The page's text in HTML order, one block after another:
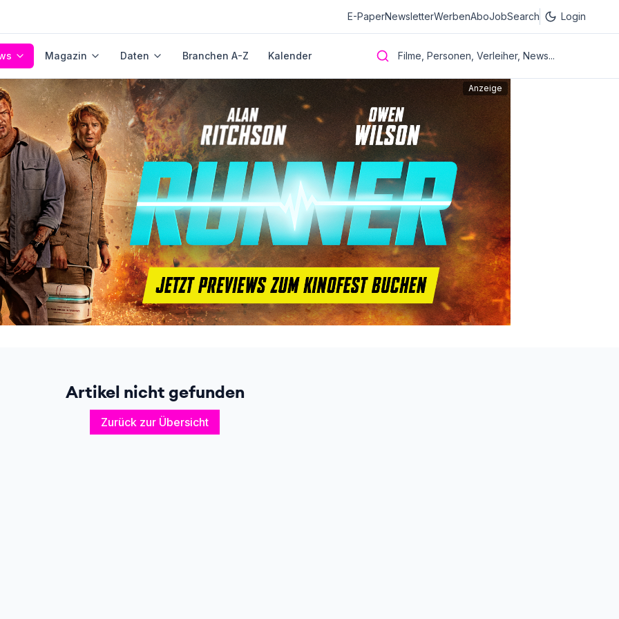
E-PaperNewsletterWerbenAboJobSearch Login
Magazin Daten Branchen A-Z Kalender Filme, Personen, Verleiher, News...
Anzeige
Artikel nicht gefunden
Zurück zur Übersicht